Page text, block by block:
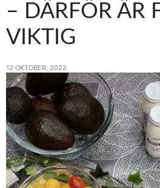
– DÄRFÖR ÄR
VIKTIG
12 OKTOBER, 2022